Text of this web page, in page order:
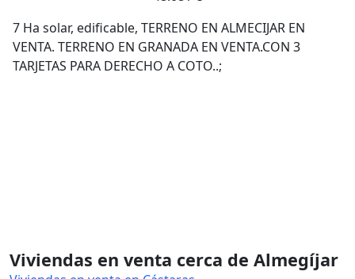
7 Ha solar, edificable, TERRENO EN ALMECIJAR EN
VENTA. TERRENO EN GRANADA EN VENTA.CON 3
TARJETAS PARA DERECHO A COTO..;
Viviendas en venta cerca de Almegíjar